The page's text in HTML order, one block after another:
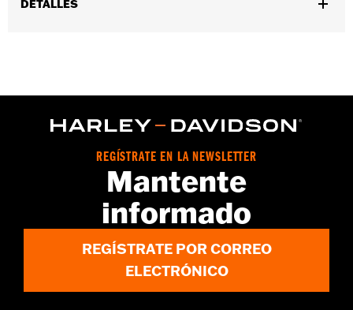
DETALLES
Contenido del embalaje:Soportes izquierdo y derecho y
tornillería de montaje cromada
REGÍSTRATE EN LA NEWSLETTER
Mantente
informado
REGÍSTRATE POR CORREO
ELECTRÓNICO